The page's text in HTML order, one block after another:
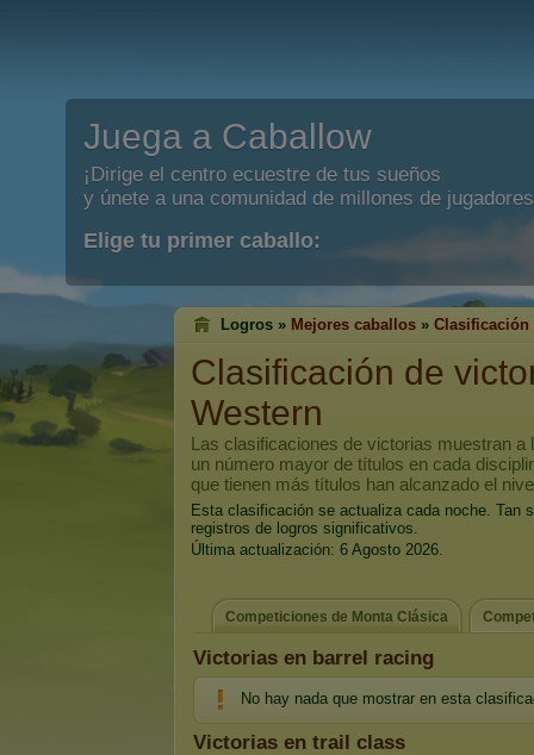
Juega a Caballow
¡Dirige el centro ecuestre de tus sueños
y únete a una comunidad de millones de
Elige tu primer caballo:
Logros » Mejores caballos » Clasificación
Clasificación de
Western
Las clasificaciones de victorias muestran a
un número mayor de títulos en cada
que tienen más títulos han alcanzado el
Esta clasificación se actualiza cada noche. Tan
registros de logros significativos.
Última actualización: 6 Agosto 2026.
Competiciones de Monta Clásica
Victorias en barrel racing
No hay nada que mostrar en esta
Victorias en trail class